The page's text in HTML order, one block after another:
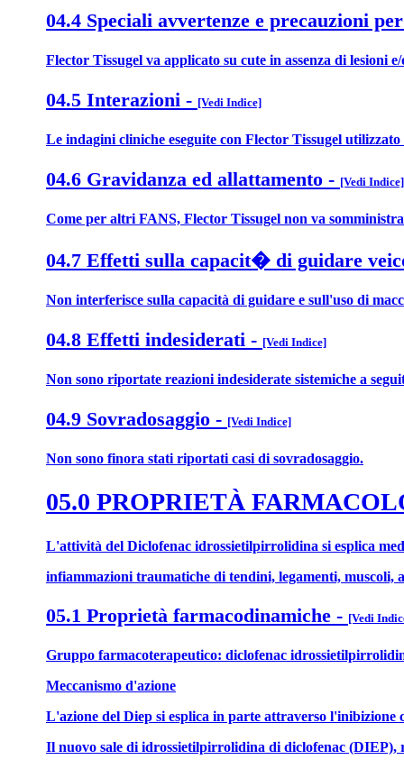
04.4 Speciali avvertenze e precauzioni
Flector Tissugel va applicato su cute in assenza di lesioni
04.5 Interazioni - [Vedi Indice]
Le indagini cliniche eseguite con Flector Tissugel
04.6 Gravidanza ed allattamento - [Vedi Indice]
Come per altri FANS, Flector Tissugel non va
04.7 Effetti sulla capacit� di guidare
Non interferisce sulla capacità di guidare e sull'uso di
04.8 Effetti indesiderati - [Vedi Indice]
Non sono riportate reazioni indesiderate sistemiche a
04.9 Sovradosaggio - [Vedi Indice]
Non sono finora stati riportati casi di sovradosaggio.
05.0 PROPRIETÀ
L'attività del Diclofenac idrossietilpirrolidina si esplica
infiammazioni traumatiche di tendini, legamenti, muscoli,
05.1 Proprietà farmacodinamiche - [Vedi
Gruppo farmacoterapeutico: diclofenac
Meccanismo d'azione
L'azione del Diep si esplica in parte attraverso
Il nuovo sale di idrossietilpirrolidina di diclofenac (DIEP),